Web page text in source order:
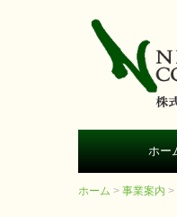
ホー
ホーム 事業案内